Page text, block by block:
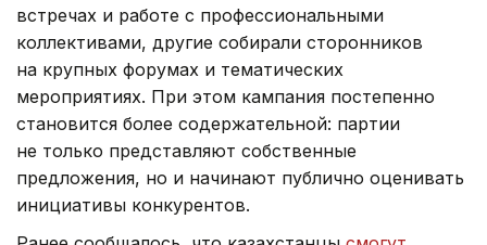
встречах и работе с профессиональными
коллективами, другие собирали сторонников
на крупных форумах и тематических
мероприятиях. При этом кампания постепенно
становится более содержательной: партии
не только представляют собственные
предложения, но и начинают публично оценивать
инициативы конкурентов.